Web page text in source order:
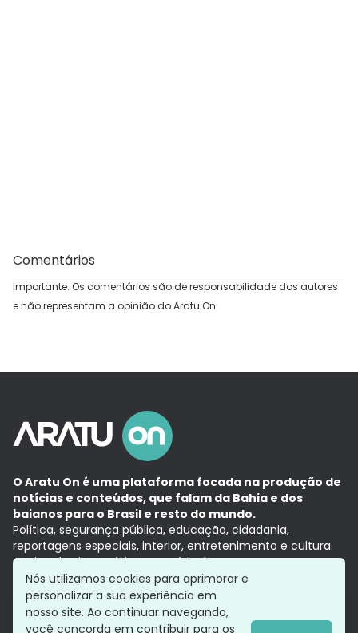
Comentários
Importante: Os comentários são de responsabilidade dos autores
e não representam a opinião do Aratu On.
O Aratu On é uma plataforma focada na produção de
notícias e conteúdos, que falam da Bahia e dos
baianos para o Brasil e resto do mundo.
Política, segurança pública, educação, cidadania,
reportagens especiais, interior, entretenimento e cultura.
Aqui, tudo vira notícia e a notícia é no tempo presente,
com a credibilidade do Grupo Aratu.
Grupo Aratu
Política de privacidade
Nós utilizamos cookies para aprimorar e
personalizar a sua experiência em
nosso site. Ao continuar navegando,
você concorda em contribuir para os